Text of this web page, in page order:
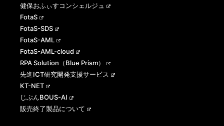
健保おふぃすコンシェルジュ
FotaS
FotaS-SDS
FotaS-AML
FotaS-AML-cloud
RPA Solution（Blue Prism）
先進ICT研究開発支援サービス
KT-NET
じぶんBOUS-AI
販売終了製品について